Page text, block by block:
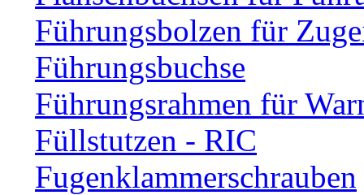
Führungsbolzen für
Führungsbuchse
Führungsrahmen für
Füllstutzen - RIC
Fugenklammerschrauben